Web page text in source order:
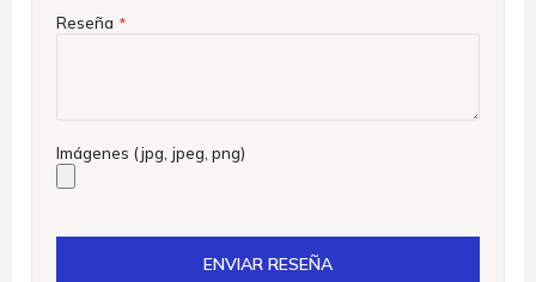
Reseña
Imágenes (jpg, jpeg, png)
ENVIAR RESEÑA